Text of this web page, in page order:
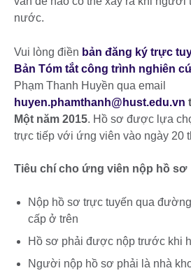
nước.
Vui lòng điền bản đăng ký trực
Bản Tóm tắt công trình nghiên
Phạm Thanh Huyền qua email
huyen.phamthanh@hust.edu.vn
Một năm 2015. Hồ sơ được lựa
trực tiếp với ứng viên vào ngày 20
Tiêu chí cho ứng viên nộp hồ sơ
Nộp hồ sơ trực tuyến qua
cấp ở trên
Hồ sơ phải được nộp trước khi
Người nộp hồ sơ phải là nhà